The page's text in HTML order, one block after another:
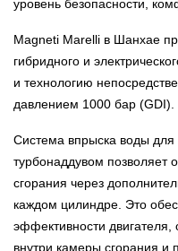
уровень безопасности,
Magneti Marelli в Шанхае
гибридного и
и технологию
давлением 1000 бар (GDI).
Система впрыска воды для
турбонаддувом позволяет
сгорания через
каждом цилиндре. Это
эффективности двигателя,
внутри камеры сгорания и